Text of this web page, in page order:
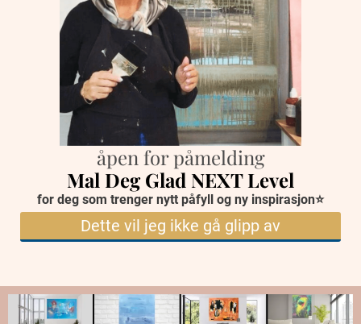
åpen for påmelding
Mal Deg Glad NEXT Level
for deg som trenger nytt påfyll og ny inspirasjon⭐️
Dette vil jeg ikke gå glipp av